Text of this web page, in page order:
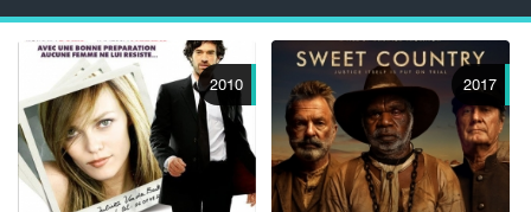
2010 2017